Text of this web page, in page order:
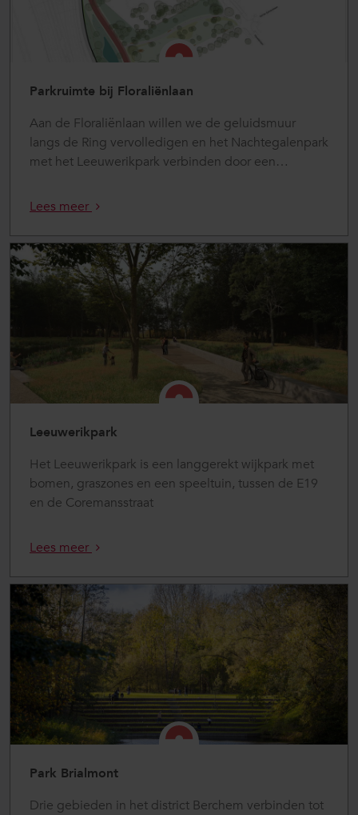
Parkruimte bij Floraliënlaan
Aan de Floraliënlaan willen we de geluidsmuur
langs de Ring vervolledigen en het Nachtegalenpark
met het Leeuwerikpark verbinden door een…
Lees meer
Leeuwerikpark
Het Leeuwerikpark is een langgerekt wijkpark met
bomen, graszones en een speeltuin, tussen de E19
en de Coremansstraat
Lees meer
Park Brialmont
Drie gebieden in het district Berchem verbinden tot